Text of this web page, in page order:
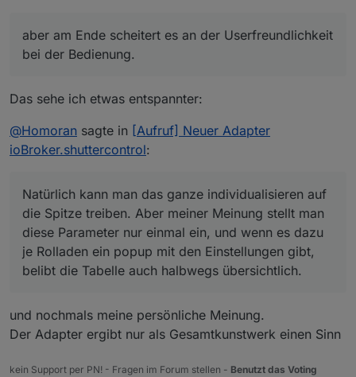
inzwischen wahnsinnig viel on Board ubd die User tun
sich schwer mit der Bedienung.
aber am Ende scheitert es an der Userfreundlichkeit
bei der Bedienung.
Das sehe ich etwas entspannter:
@Homoran sagte in [Aufruf] Neuer Adapter
ioBroker.shuttercontrol:
Natürlich kann man das ganze individualisieren auf
die Spitze treiben. Aber meiner Meinung stellt man
diese Parameter nur einmal ein, und wenn es dazu
je Rolladen ein popup mit den Einstellungen gibt,
belibt die Tabelle auch halbwegs übersichtlich.
und nochmals meine persönliche Meinung.
Der Adapter ergibt nur als Gesamtkunstwerk einen Sinn
kein Support per PN! - Fragen im Forum stellen - Benutzt das Voting